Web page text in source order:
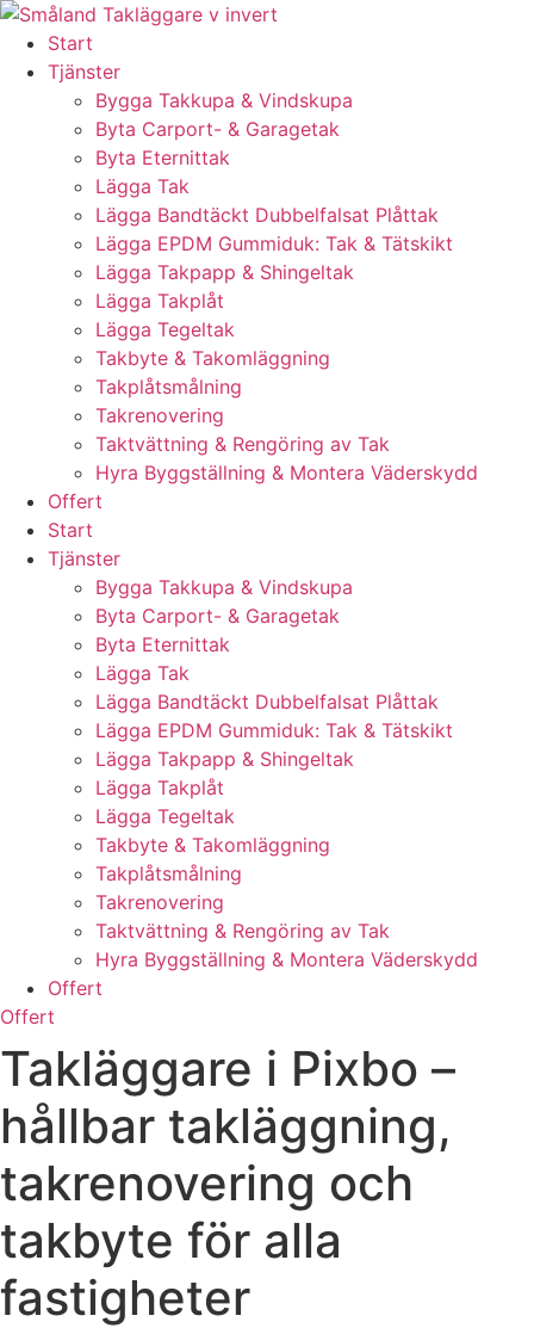
Skip
content
Start
Tjänster
Bygga Takkupa & Vindskupa
Byta Carport- & Garagetak
Byta Eternittak
Lägga Tak
Lägga Bandtäckt Dubbelfalsat Plåttak
Lägga EPDM Gummiduk: Tak & Tätskikt
Lägga Takpapp & Shingeltak
Lägga Takplåt
Lägga Tegeltak
Takbyte & Takomläggning
Takplåtsmålning
Takrenovering
Taktvättning & Rengöring av Tak
Hyra Byggställning & Montera Väderskydd
Offert
Start
Tjänster
Bygga Takkupa & Vindskupa
Byta Carport- & Garagetak
Byta Eternittak
Lägga Tak
Lägga Bandtäckt Dubbelfalsat Plåttak
Lägga EPDM Gummiduk: Tak & Tätskikt
Lägga Takpapp & Shingeltak
Lägga Takplåt
Lägga Tegeltak
Takbyte & Takomläggning
Takplåtsmålning
Takrenovering
Taktvättning & Rengöring av Tak
Hyra Byggställning & Montera Väderskydd
Offert
Offert
Takläggare i Pixbo –
hållbar takläggning,
takrenovering och
takbyte för alla
fastigheter